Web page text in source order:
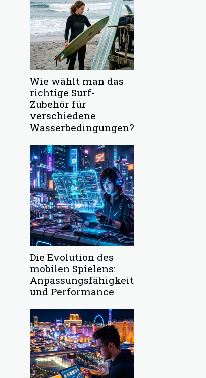
Wie wählt man das
richtige Surf-
Zubehör für
verschiedene
Wasserbedingungen?
Die Evolution des
mobilen Spielens:
Anpassungsfähigkeit
und Performance